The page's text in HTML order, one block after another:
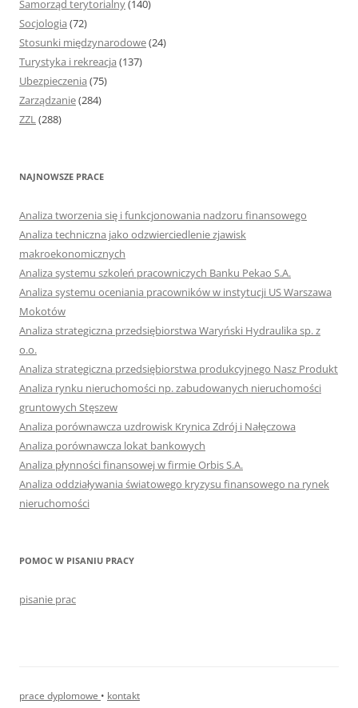
Samorząd terytorialny(140)
Socjologia (72)
Stosunki międzynarodowe(24)
Turystyka i rekreacja (137)
Ubezpieczenia (75)
Zarządzanie(284)
ZZL(288)
NAJNOWSZE PRACE
Analiza tworzenia się i funkcjonowania nadzoru finansowego
Analiza techniczna jako odzwierciedlenie zjawisk
makroekonomicznych
Analiza systemu szkoleń pracowniczych Banku Pekao S.A.
Analiza systemu oceniania pracowników w instytucji US Warszawa
Mokotów
Analiza strategiczna przedsiębiorstwa Waryński Hydraulika sp. z
o.o.
Analiza strategiczna przedsiębiorstwa produkcyjnego Nasz Produkt
Analiza rynku nieruchomości np. zabudowanych nieruchomości
gruntowych Stęszew
Analiza porównawcza uzdrowisk Krynica Zdrój i Nałęczowa
Analiza porównawcza lokat bankowych
Analiza płynności finansowej w firmie Orbis S.A.
Analiza oddziaływania światowego kryzysu finansowego na rynek
nieruchomości
POMOC W PISANIU PRACY
pisanie prac
prace dyplomowe • kontakt